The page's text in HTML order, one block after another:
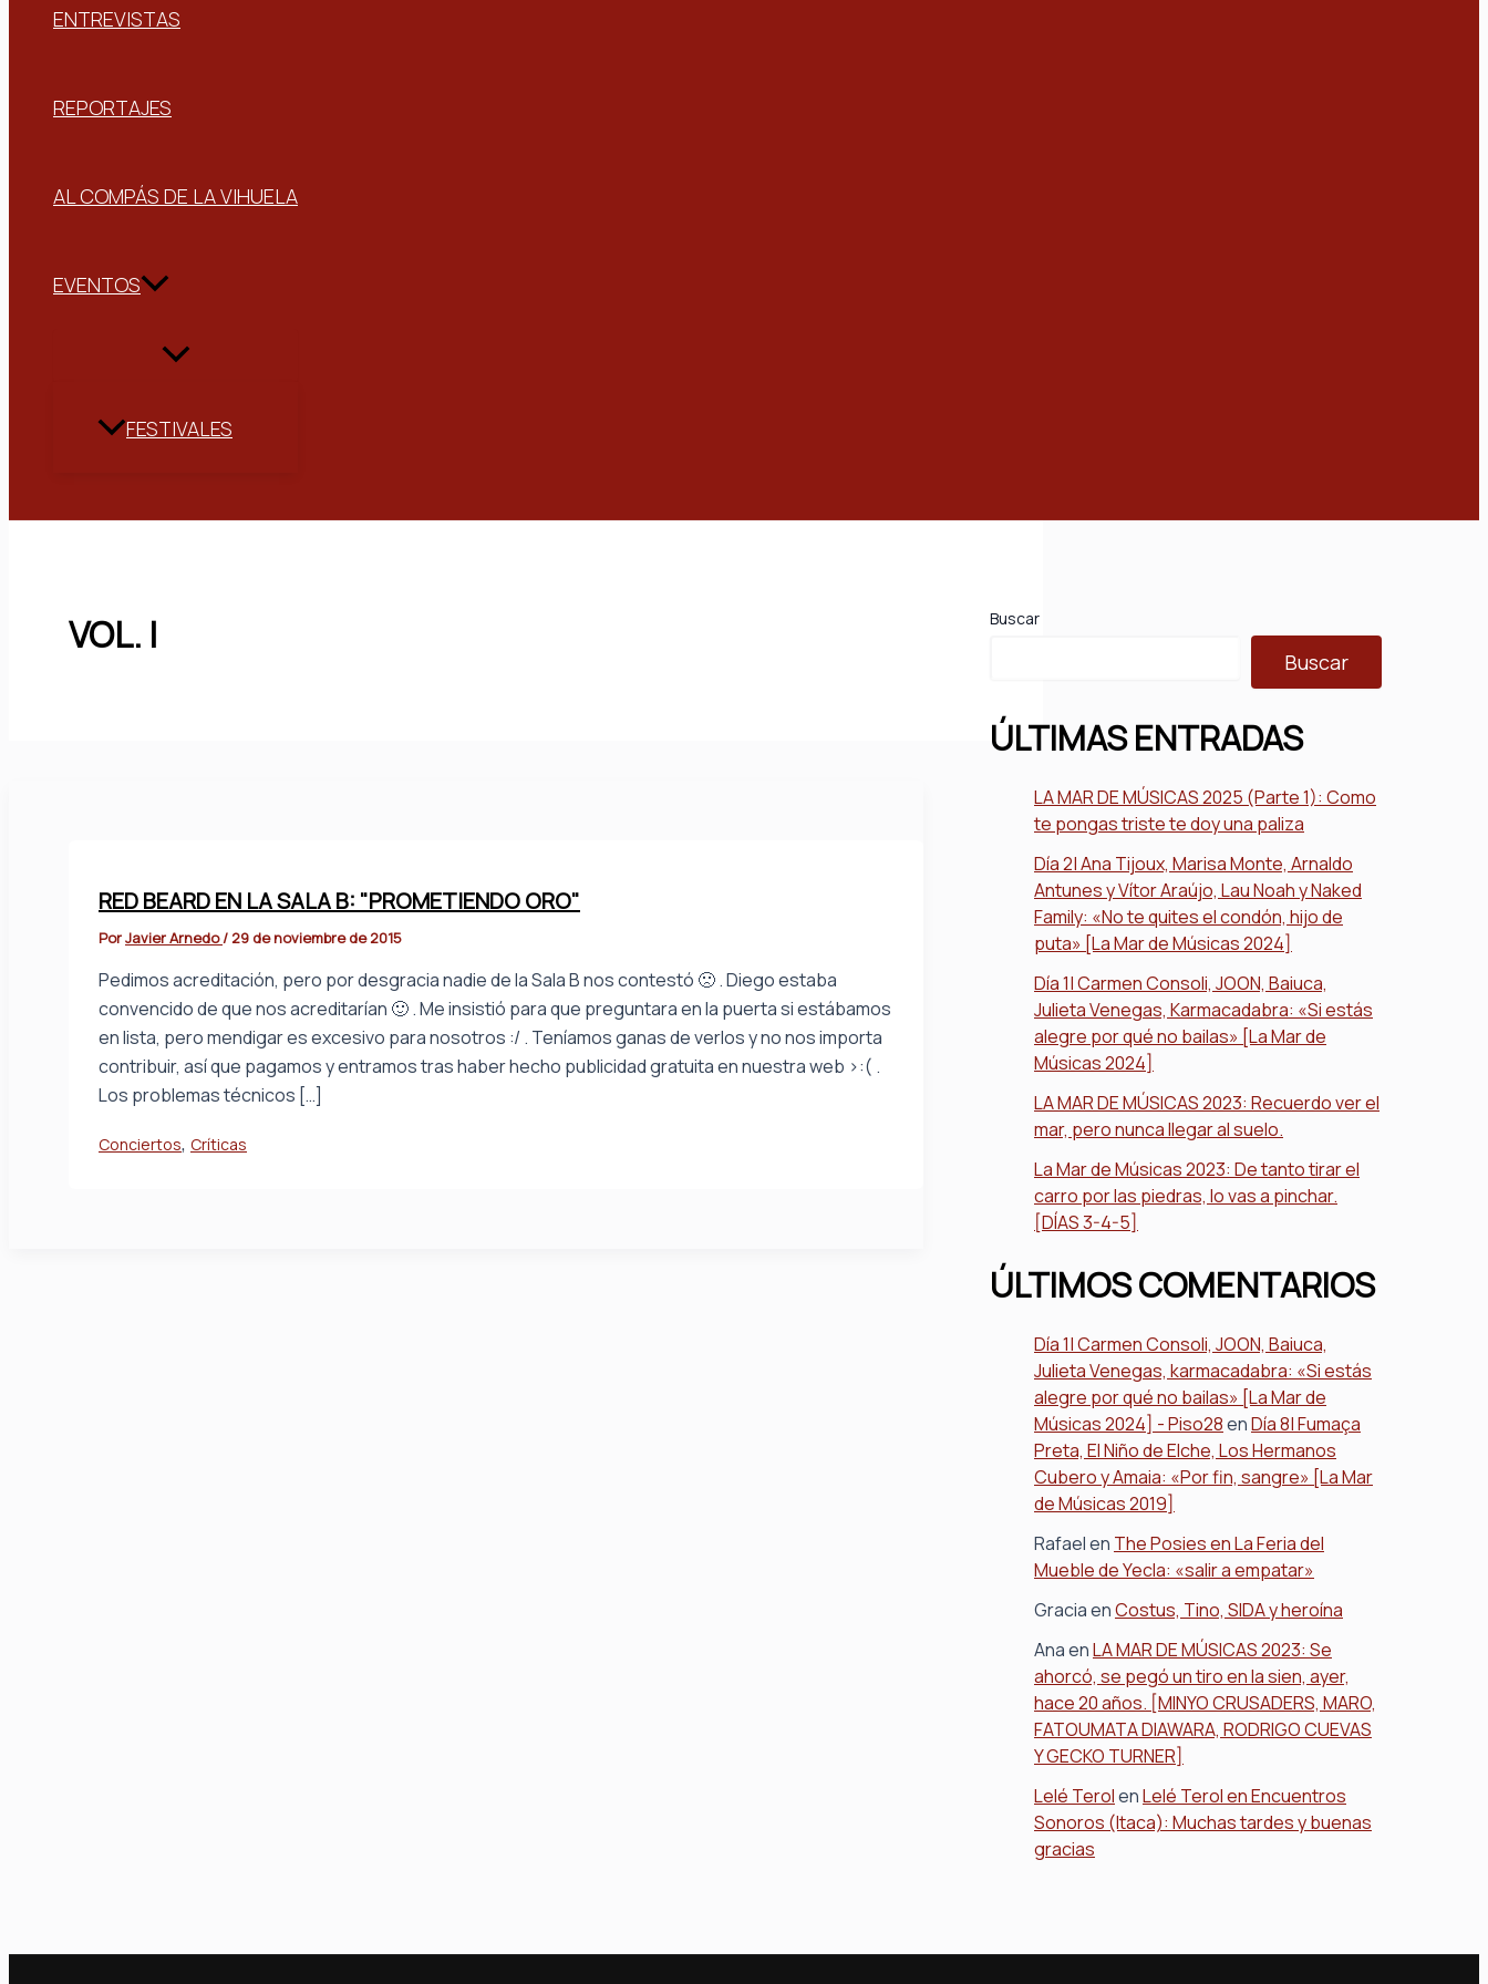
ENTREVISTAS
REPORTAJES
AL COMPÁS DE LA VIHUELA
EVENTOS
FESTIVALES
VOL. I
RED BEARD EN LA SALA B: "PROMETIENDO ORO"
PorJavier Arnedo/ 29 de noviembre de 2015
Pedimos acreditación, pero por desgracia nadie de la Sala B nos contestó 🙁 . Diego estaba
convencido de que nos acreditarían 🙂 . Me insistió para que preguntara en la puerta si estábamos
en lista, pero mendigar es excesivo para nosotros :/ . Teníamos ganas de verlos y no nos importa
contribuir, así que pagamos y entramos tras haber hecho publicidad gratuita en nuestra web >:( .
Los problemas técnicos […]
Conciertos, Críticas
Buscar
Buscar
ÚLTIMAS ENTRADAS
LA MAR DE MÚSICAS 2025 (Parte 1): Como
te pongas triste te doy una paliza
Día 2| Ana Tijoux, Marisa Monte, Arnaldo
Antunes y Vítor Araújo, Lau Noah y Naked
Family: «No te quites el condón, hijo de
puta» [La Mar de Músicas 2024]
Día 1| Carmen Consoli, JOON, Baiuca,
Julieta Venegas, Karmacadabra: «Si estás
alegre por qué no bailas» [La Mar de
Músicas 2024]
LA MAR DE MÚSICAS 2023: Recuerdo ver el
mar, pero nunca llegar al suelo.
La Mar de Músicas 2023: De tanto tirar el
carro por las piedras, lo vas a pinchar.
[DÍAS 3-4-5]
ÚLTIMOS COMENTARIOS
Día 1| Carmen Consoli, JOON, Baiuca,
Julieta Venegas, karmacadabra: «Si estás
alegre por qué no bailas» [La Mar de
Músicas 2024] - Piso28enDía 8| Fumaça
Preta, El Niño de Elche, Los Hermanos
Cubero y Amaia: «Por fin, sangre» [La Mar
de Músicas 2019]
Rafaelen The Posies en La Feria del
Mueble de Yecla: «salir a empatar»
GraciaenCostus, Tino, SIDA y heroína
AnaenLA MAR DE MÚSICAS 2023: Se
ahorcó, se pegó un tiro en la sien, ayer,
hace 20 años. [MINYO CRUSADERS, MARO,
FATOUMATA DIAWARA, RODRIGO CUEVAS
Y GECKO TURNER]
Lelé TerolenLelé Terol en Encuentros
Sonoros (Itaca): Muchas tardes y buenas
gracias